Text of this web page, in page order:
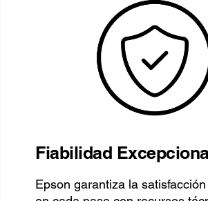
Fiabilidad
Epson garantiza la